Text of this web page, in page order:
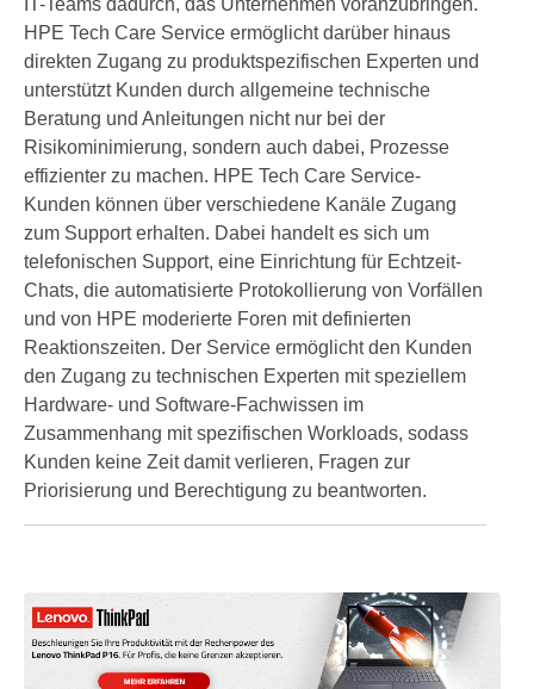
HPE Tech Care Service ermöglicht darüber hinaus
direkten Zugang zu produktspezifischen Experten und
unterstützt Kunden durch allgemeine technische
Beratung und Anleitungen nicht nur bei der
Risikominimierung, sondern auch dabei, Prozesse
effizienter zu machen. HPE Tech Care Service-
Kunden können über verschiedene Kanäle Zugang
zum Support erhalten. Dabei handelt es sich um
telefonischen Support, eine Einrichtung für Echtzeit-
Chats, die automatisierte Protokollierung von Vorfällen
und von HPE moderierte Foren mit definierten
Reaktionszeiten. Der Service ermöglicht den Kunden
den Zugang zu technischen Experten mit speziellem
Hardware- und Software-Fachwissen im
Zusammenhang mit spezifischen Workloads, sodass
Kunden keine Zeit damit verlieren, Fragen zur
Priorisierung und Berechtigung zu beantworten.